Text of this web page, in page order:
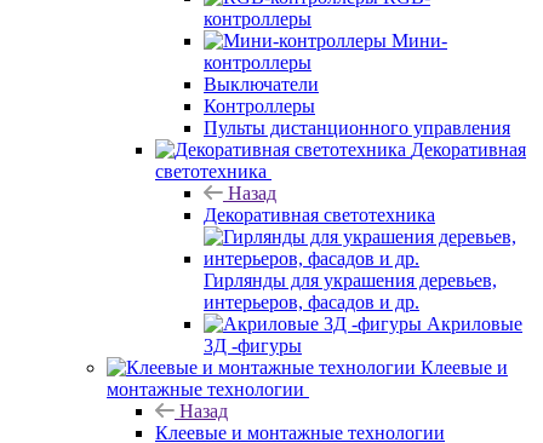
контроллеры
Мини-
контроллеры
Выключатели
Контроллеры
Пульты дистанционного управления
Декоративная
светотехника
Назад
Декоративная светотехника
Гирлянды для украшения деревьев,
интерьеров, фасадов и др.
Акриловые
3Д -фигуры
Клеевые и
монтажные технологии
Назад
Клеевые и монтажные технологии